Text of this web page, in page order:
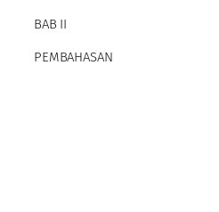
BAB II
PEMBAHASAN